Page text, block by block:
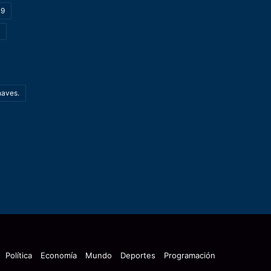
Política Economía Mundo Deportes Programación